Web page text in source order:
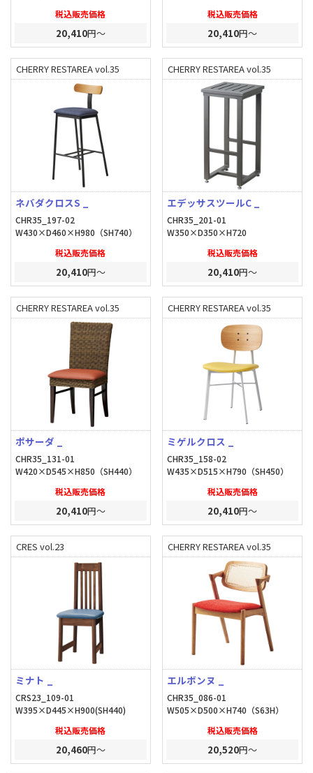
税込販売価格
20,410円～
税込販売価格
20,410円～
CHERRY RESTAREA vol.35
ネバダクロスS _
CHR35_197-02
W430×D460×H980（SH740）
税込販売価格
20,410円～
CHERRY RESTAREA vol.35
エデッサスツールC _
CHR35_201-01
W350×D350×H720
税込販売価格
20,410円～
CHERRY RESTAREA vol.35
ポサーダ _
CHR35_131-01
W420×D545×H850（SH440）
税込販売価格
20,410円～
CHERRY RESTAREA vol.35
ミゲルクロス _
CHR35_158-02
W435×D515×H790（SH450）
税込販売価格
20,410円～
CRES vol.23
ミナト _
CRS23_109-01
W395×D445×H900(SH440)
税込販売価格
20,460円～
CHERRY RESTAREA vol.35
エルボンヌ _
CHR35_086-01
W505×D500×H740（S63H）
税込販売価格
20,520円～